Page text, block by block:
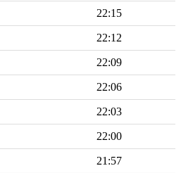
22:15
22:12
22:09
22:06
22:03
22:00
21:57